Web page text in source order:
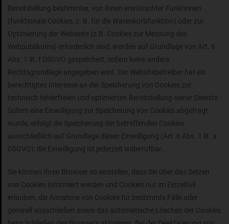
Bereitstellung bestimmter, von Ihnen erwünschter Funktionen
(funktionale Cookies, z. B. für die Warenkorbfunktion) oder zur
Optimierung der Webseite (z.B. Cookies zur Messung des
Webpublikums) erforderlich sind, werden auf Grundlage von Art. 6
Abs. 1 lit. f DSGVO gespeichert, sofern keine andere
Rechtsgrundlage angegeben wird. Der Websitebetreiber hat ein
berechtigtes Interesse an der Speicherung von Cookies zur
technisch fehlerfreien und optimierten Bereitstellung seiner Dienste.
Sofern eine Einwilligung zur Speicherung von Cookies abgefragt
wurde, erfolgt die Speicherung der betreffenden Cookies
ausschließlich auf Grundlage dieser Einwilligung (Art. 6 Abs. 1 lit. a
DSGVO); die Einwilligung ist jederzeit widerrufbar.
Sie können Ihren Browser so einstellen, dass Sie über das Setzen
von Cookies informiert werden und Cookies nur im Einzelfall
erlauben, die Annahme von Cookies für bestimmte Fälle oder
generell ausschließen sowie das automatische Löschen der Cookies